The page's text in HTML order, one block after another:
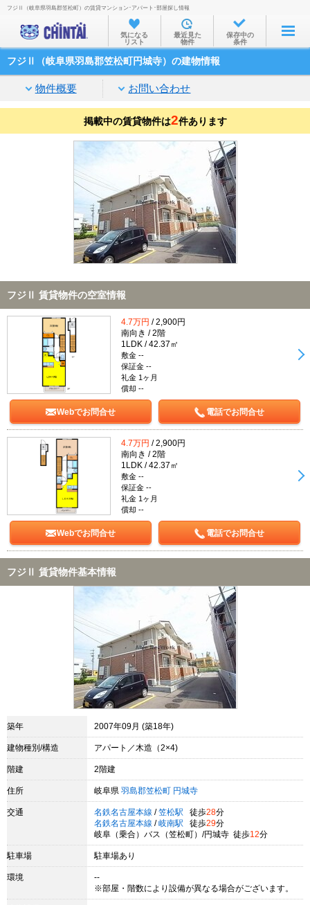
お部屋を探す
沿線・駅から
住所から
家賃相場から
通勤通学時間から
物件特集から
不動産会社から
TOP
フジⅡ（岐阜県羽島郡笠松町）の賃貸マンション･アパート･部屋探し情報
気になる
リスト
最近見た
物件
保存中の
条件
フジⅡ（岐阜県羽島郡笠松町円城寺）の建物情報
物件概要 お問い合わせ
掲載中の賃貸物件は2件あります
フジⅡ 賃貸物件の空室情報
4.7万円 / 2,900円
南向き / 2階
1LDK / 42.37㎡
敷金 --
保証金 --
礼金 1ヶ月
償却 --
Webでお問合せ 電話でお問合せ
4.7万円 / 2,900円
南向き / 2階
1LDK / 42.37㎡
敷金 --
保証金 --
礼金 1ヶ月
償却 --
Webでお問合せ 電話でお問合せ
フジⅡ 賃貸物件基本情報
築年 2007年09月 (築18年)
建物種別/構造 アパート／木造（2×4)
階建 2階建
住所 岐阜県 羽島郡笠松町 円城寺
交通 名鉄名古屋本線 / 笠松駅 徒歩28分
名鉄名古屋本線 / 岐南駅 徒歩29分
岐阜（乗合）バス（笠松町）/円城寺 徒歩12分
駐車場 駐車場あり
環境
--
※部屋・階数により設備が異なる場合がございます。